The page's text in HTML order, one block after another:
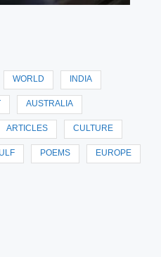
WORLD INDIA
AUSTRALIA
ARTICLES CULTURE
POEMS EUROPE